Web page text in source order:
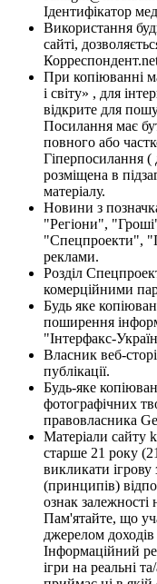
Ідентифікатор
Використання
сайті,
При копіюванні
і світу» , для
відкрите для
Посилання має
повного або
Гіперпосилання (
розміщена в
матеріалу.
Новини з
"Регіони",
"Спецпроекти",
реклами.
Розділ
комерційними
Будь яке
поширення
"Інтерфакс-
Власник веб-
публікації.
Будь-яке
фотографічних
правовласника
Матеріали сайту
старше 21 року
викликати
(принципів)
ознак залежності
Пам'ятайте, що
джерелом
Інформаційний
ігри на реальні